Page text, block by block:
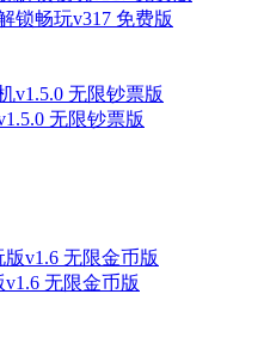
锁畅玩v317 免费版
无限钞票版
无限金币版